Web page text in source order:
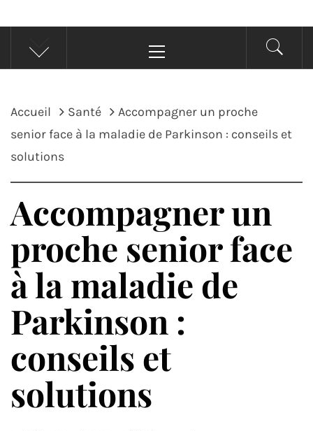
principal
Accueil Santé
Accompagner un proche
senior face à la maladie de Parkinson : conseils et
solutions
Accompagner un
proche senior face
à la maladie de
Parkinson :
conseils et
solutions